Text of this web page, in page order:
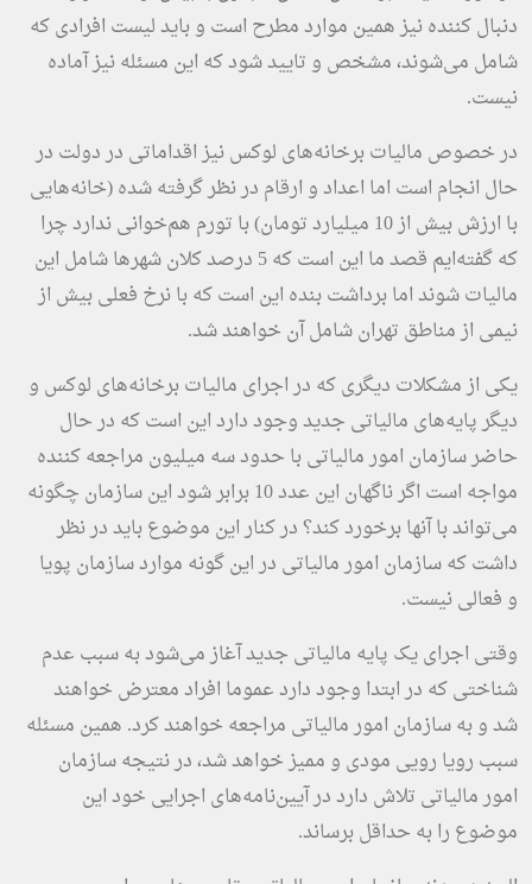
دنبال کننده نیز همین موارد مطرح است و باید لیست افرادی که
شامل می‌شوند، مشخص و تایید شود که این مسئله نیز آماده
نیست.
در خصوص مالیات برخانه‌های لوکس نیز اقداماتی در دولت در
حال انجام است اما اعداد و ارقام در نظر گرفته شده (خانه‌هایی
با ارزش بیش از 10 میلیارد تومان) با تورم هم‌خوانی ندارد چرا
که گفته‌ایم قصد ما این است که 5 درصد کلان شهرها شامل این
مالیات شوند اما برداشت بنده این است که با نرخ فعلی بیش از
نیمی از مناطق تهران شامل آن خواهند شد.
یکی از مشکلات دیگری که در اجرای مالیات برخانه‌های لوکس و
دیگر پایه‌های مالیاتی جدید وجود دارد این است که در حال
حاضر سازمان امور مالیاتی با حدود سه میلیون مراجعه کننده
مواجه است اگر ناگهان این عدد 10 برابر شود این سازمان چگونه
می‌تواند با آنها برخورد کند؟ در کنار این موضوع باید در نظر
داشت که سازمان امور مالیاتی در این گونه موارد سازمان پویا
و فعالی نیست.
وقتی اجرای یک پایه مالیاتی جدید آغاز می‌شود به سبب عدم
شناختی که در ابتدا وجود دارد عموما افراد معترض خواهند
شد و به سازمان امور مالیاتی مراجعه خواهند کرد. همین مسئله
سبب رویا رویی مودی و ممیز خواهد شد، در نتیجه سازمان
امور مالیاتی تلاش دارد در آیین‌نامه‌های اجرایی خود این
موضوع را به حداقل برساند.